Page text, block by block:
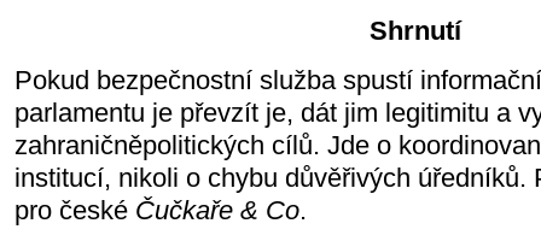
Shrnutí
Pokud bezpečnostní služba spustí
parlamentu je převzít je, dát jim legitimitu a
zahraničněpolitických cílů. Jde o
institucí, nikoli o chybu důvěřivých úředníků.
pro české Čučkaře & Co.